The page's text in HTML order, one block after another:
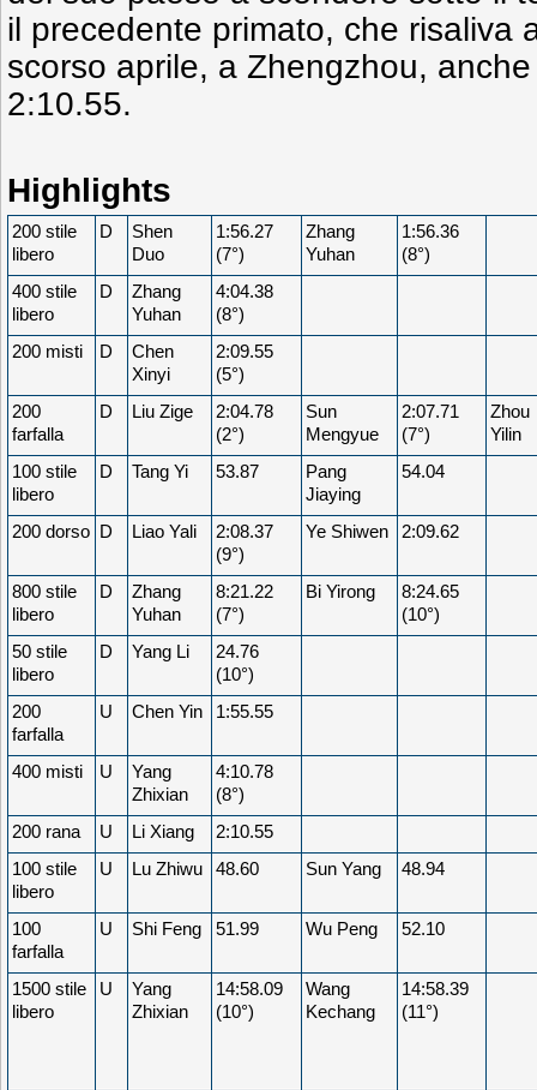
il precedente primato, che risaliva
scorso aprile, a Zhengzhou,
2:10.55.
Highlights
200 stile
libero
D
Shen
Duo
1:56.27
(7°)
Zhang
Yuhan
1:56.36
(8°)
400 stile
libero
D
Zhang
Yuhan
4:04.38
(8°)
200 misti
D
Chen
Xinyi
2:09.55
(5°)
200
farfalla
D Liu Zige
2:04.78
(2°)
Sun
Mengyue
2:07.71
(7°)
Zhou
Yilin
100 stile
libero
D Tang Yi 53.87
Pang
Jiaying
54.04
200 dorso D Liao Yali
2:08.37
(9°)
Ye Shiwen 2:09.62
800 stile
libero
D
Zhang
Yuhan
8:21.22
(7°)
Bi Yirong
8:24.65
(10°)
50 stile
libero
D Yang Li
24.76
(10°)
200
farfalla
U Chen Yin 1:55.55
400 misti U
Yang
Zhixian
4:10.78
(8°)
200 rana
U Li Xiang
2:10.55
100 stile
libero
U Lu Zhiwu 48.60 Sun Yang 48.94
100
farfalla
U Shi Feng 51.99 Wu Peng 52.10
1500 stile
libero
U
Yang
Zhixian
14:58.09
(10°)
Wang
Kechang
14:58.39
(11°)